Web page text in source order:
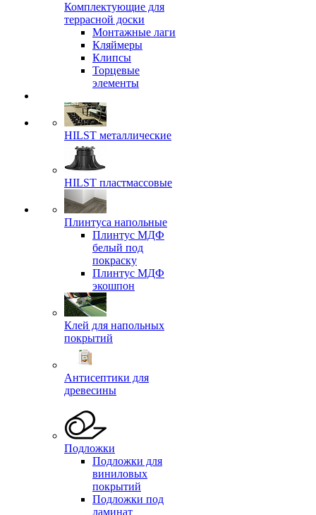
Комплектующие для
террасной доски
Монтажные лаги
Кляймеры
Клипсы
Торцевые
элементы
HILST металлические
HILST пластмассовые
Плинтуса напольные
Плинтус МДФ
белый под
покраску
Плинтус МДФ
экошпон
Клей для напольных
покрытий
Антисептики для
древесины
Подложки
Подложки для
виниловых
покрытий
Подложки под
ламинат